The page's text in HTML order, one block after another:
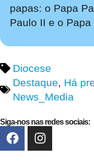
papas: o Papa
Paulo II e o Papa
Diocese
Destaque, Há
News_Media
Siga-nos nas redes sociais: